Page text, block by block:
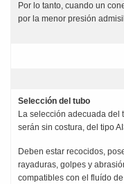
Por lo tanto, cuando un
por la menor presión
Selección del tubo
La selección adecuada del
serán sin costura, del tipo
Deben estar recocidos,
rayaduras, golpes y
compatibles con el fluído